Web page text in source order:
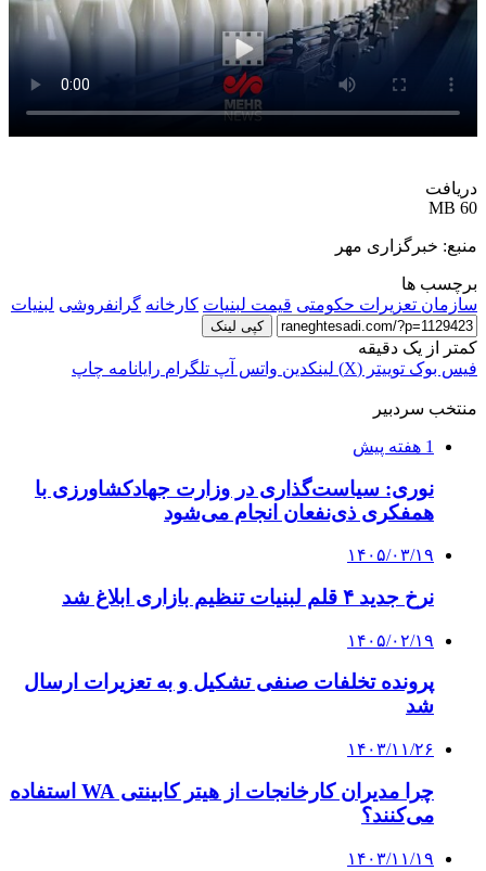
دریافت
60 MB
منبع: خبرگزاری مهر
برچسب ها
سازمان تعزیرات حکومتی قیمت لبنیات کارخانه گرانفروشی لبنیات
کپی لینک
کمتر از یک دقیقه
فیس بوک توییتر (X) لینکدین واتس آپ تلگرام رایانامه چاپ
منتخب سردبیر
1 هفته پیش
نوری: سیاست‌گذاری در وزارت جهادکشاورزی با
همفکری ذی‌نفعان انجام می‌شود
۱۴۰۵/۰۳/۱۹
نرخ جدید ۴ قلم لبنیات تنظیم بازاری ابلاغ شد
۱۴۰۵/۰۲/۱۹
پرونده تخلفات صنفی تشکیل و به تعزیرات ارسال
شد
۱۴۰۳/۱۱/۲۶
چرا مدیران کارخانجات از هیتر کابینتی WA استفاده
می‌کنند؟
۱۴۰۳/۱۱/۱۹